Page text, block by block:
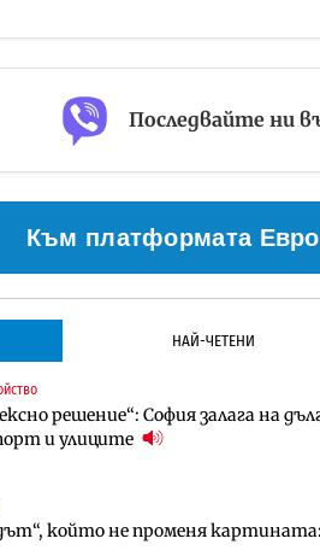
Последвайте ни
Към платформата
НАЙ-ЧЕТЕНИ
решение“: София залага на
и улиците
който не променя
община избра изпълнител за
бул. „Скобелев“
на тунела под Петрохан
на тунела под Петрохан
подписа договор за